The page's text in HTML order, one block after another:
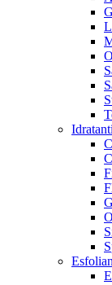
Idratanti